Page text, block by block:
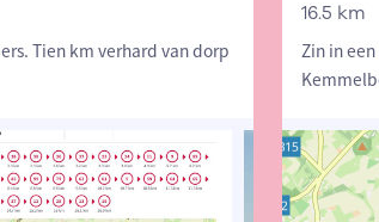
Tien km verhard van dorp
16.5 km
Zin in